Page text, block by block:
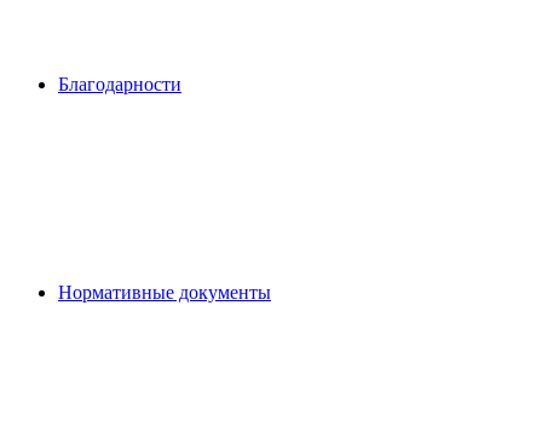
Благодарности
Нормативные документы